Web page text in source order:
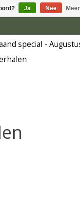
special -
Ja Nee